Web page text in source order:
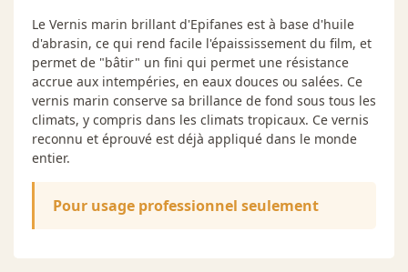
Le Vernis marin brillant d'Epifanes est à base d'huile
d'abrasin, ce qui rend facile l'épaississement du film, et
permet de "bâtir" un fini qui permet une résistance
accrue aux intempéries, en eaux douces ou salées. Ce
vernis marin conserve sa brillance de fond sous tous les
climats, y compris dans les climats tropicaux. Ce vernis
reconnu et éprouvé est déjà appliqué dans le monde
entier.
Pour usage professionnel seulement